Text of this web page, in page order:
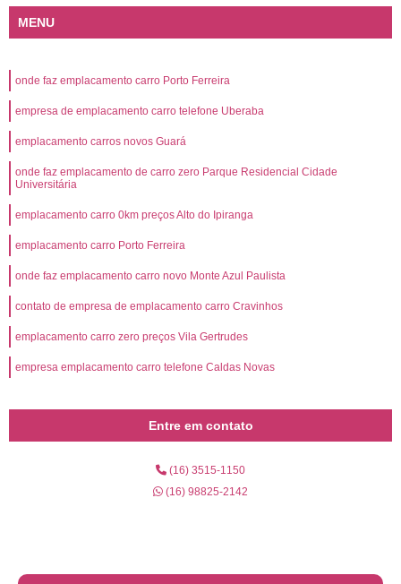
MENU
onde faz emplacamento carro Porto Ferreira
empresa de emplacamento carro telefone Uberaba
emplacamento carros novos Guará
onde faz emplacamento de carro zero Parque Residencial Cidade
Universitária
emplacamento carro 0km preços Alto do Ipiranga
emplacamento carro Porto Ferreira
onde faz emplacamento carro novo Monte Azul Paulista
contato de empresa de emplacamento carro Cravinhos
emplacamento carro zero preços Vila Gertrudes
empresa emplacamento carro telefone Caldas Novas
Entre em contato
(16) 3515-1150
(16) 98825-2142